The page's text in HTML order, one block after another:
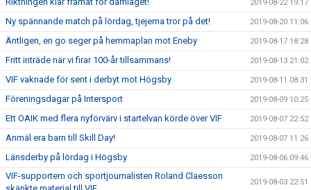
2019-08-22 19:17
Ny spännande match på lördag, tjejerna tror på det! 2019-08-20 11:06
Äntligen, en go seger på hemmaplan mot Eneby 2019-08-17 18:28
Fritt inträde när vi firar 100-år tillsammans! 2019-08-13 21:02
VIF vaknade för sent i derbyt mot Högsby 2019-08-11 08:31
Föreningsdagar på Intersport 2019-08-09 10:25
Ett OAIK med flera nyförvärv i startelvan körde över VIF 2019-08-07 22:52
Anmäl era barn till Skill Day! 2019-08-07 11:26
Länsderby på lördag i Högsby 2019-08-06 09:46
VIF-supportern och sportjournalisten Roland Claesson
2019-08-03 22:51